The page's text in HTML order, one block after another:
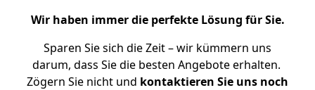
Wir haben immer die perfekte Lösung für Sie.
Sparen Sie sich die Zeit – wir kümmern uns
darum, dass Sie die besten Angebote erhalten.
Zögern Sie nicht und kontaktieren Sie uns noch